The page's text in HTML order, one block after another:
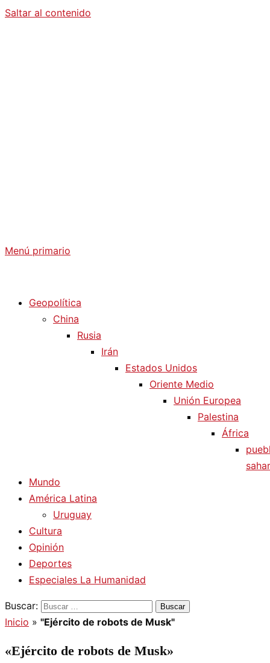
Saltar al contenido
Menú primario
Geopolítica
China
Rusia
Irán
Estados Unidos
Oriente Medio
Unión Europea
Palestina
África
Mundo
América Latina
Uruguay
Cultura
Opinión
Deportes
Especiales La Humanidad
Buscar:
Inicio » "Ejército de robots de Musk"
«Ejército de robots de Musk»